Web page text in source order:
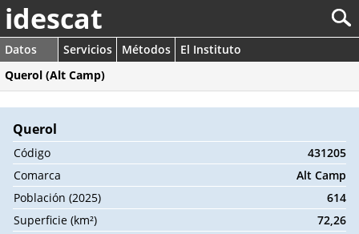
idescat
Datos Servicios Métodos
El Instituto
Querol (Alt Camp)
Querol
Código
431205
Comarca
Alt Camp
Población (2025)
614
Superficie (km²)
72,26